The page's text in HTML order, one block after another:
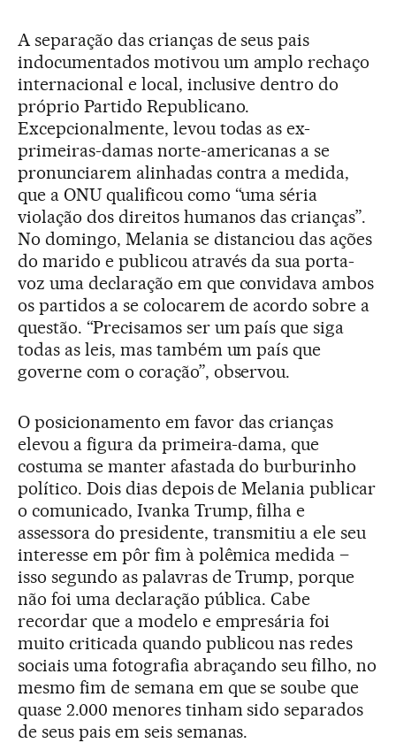
A separação das crianças de seus pais
indocumentados motivou um amplo rechaço
internacional e local, inclusive dentro do
próprio Partido Republicano.
Excepcionalmente, levou todas as ex-
primeiras-damas norte-americanas a se
pronunciarem alinhadas contra a medida,
que a ONU qualificou como “uma séria
violação dos direitos humanos das crianças”.
No domingo, Melania se distanciou das ações
do marido e publicou através da sua porta-
voz uma declaração em que convidava ambos
os partidos a se colocarem de acordo sobre a
questão. “Precisamos ser um país que siga
todas as leis, mas também um país que
governe com o coração”, observou.
O posicionamento em favor das crianças
elevou a figura da primeira-dama, que
costuma se manter afastada do burburinho
político. Dois dias depois de Melania publicar
o comunicado, Ivanka Trump, filha e
assessora do presidente, transmitiu a ele seu
interesse em pôr fim à polêmica medida –
isso segundo as palavras de Trump, porque
não foi uma declaração pública. Cabe
recordar que a modelo e empresária foi
muito criticada quando publicou nas redes
sociais uma fotografia abraçando seu filho, no
mesmo fim de semana em que se soube que
quase 2.000 menores tinham sido separados
de seus pais em seis semanas.